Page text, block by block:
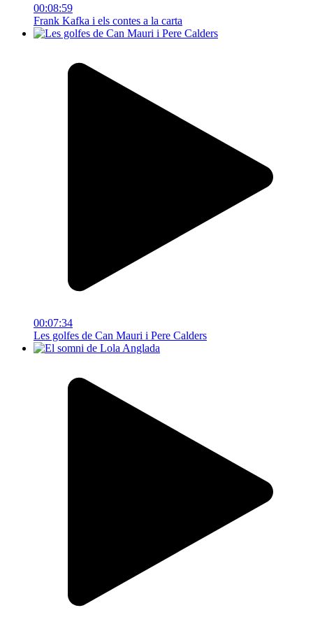
00:08:59
Frank Kafka i els contes a la carta
00:07:34
Les golfes de Can Mauri i Pere Calders